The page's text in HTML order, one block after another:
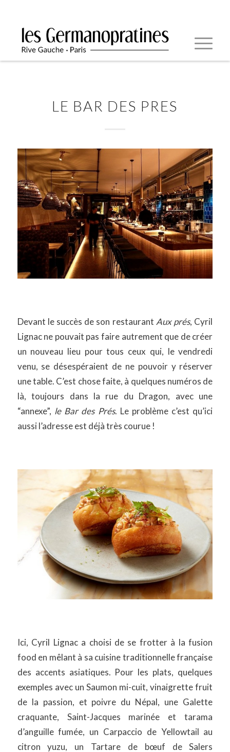
LE BAR DES PRES
Devant le succès de son restaurant Aux prés, Cyril
Lignac ne pouvait pas faire autrement que de créer
un nouveau lieu pour tous ceux qui, le vendredi
venu, se désespéraient de ne pouvoir y réserver
une table. C’est chose faite, à quelques numéros de
là, toujours dans la rue du Dragon, avec une
“annexe”, le Bar des Prés. Le problème c’est qu’ici
aussi l’adresse est déjà très courue !
Ici, Cyril Lignac a choisi de se frotter à la fusion
food en mêlant à sa cuisine traditionnelle française
des accents asiatiques. Pour les plats, quelques
exemples avec un Saumon mi-cuit, vinaigrette fruit
de la passion, et poivre du Népal, une Galette
craquante, Saint-Jacques marinée et tarama
d’anguille fumée, un Carpaccio de Yellowtail au
citron yuzu, un Tartare de bœuf de Salers